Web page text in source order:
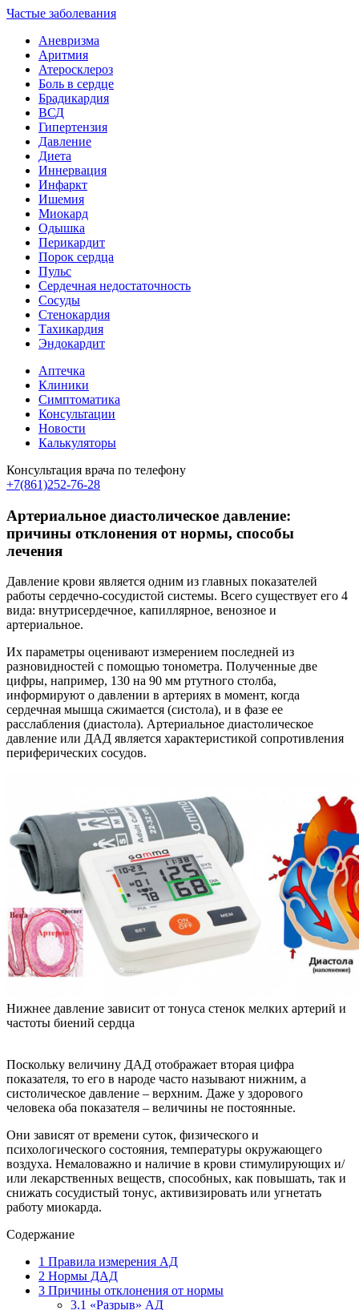
Частые заболевания
Аневризма
Аритмия
Атеросклероз
Боль в сердце
Брадикардия
ВСД
Гипертензия
Давление
Диета
Иннервация
Инфаркт
Ишемия
Миокард
Одышка
Перикардит
Порок сердца
Пульс
Сердечная недостаточность
Сосуды
Стенокардия
Тахикардия
Эндокардит
Аптечка
Клиники
Симптоматика
Консультации
Новости
Калькуляторы
Консультация врача по телефону
+7(861)252-76-28
Артериальное диастолическое давление:
причины отклонения от нормы, способы
лечения
Давление крови является одним из главных показателей
работы сердечно-сосудистой системы. Всего существует его 4
вида: внутрисердечное, капиллярное, венозное и
артериальное.
Их параметры оценивают измерением последней из
разновидностей с помощью тонометра. Полученные две
цифры, например, 130 на 90 мм ртутного столба,
информируют о давлении в артериях в момент, когда
сердечная мышца сжимается (систола), и в фазе ее
расслабления (диастола). Артериальное диастолическое
давление или ДАД является характеристикой сопротивления
периферических сосудов.
Нижнее давление зависит от тонуса стенок мелких артерий и
частоты биений сердца
Поскольку величину ДАД отображает вторая цифра
показателя, то его в народе часто называют нижним, а
систолическое давление – верхним. Даже у здорового
человека оба показателя – величины не постоянные.
Они зависят от времени суток, физического и
психологического состояния, температуры окружающего
воздуха. Немаловажно и наличие в крови стимулирующих и/
или лекарственных веществ, способных, как повышать, так и
снижать сосудистый тонус, активизировать или угнетать
работу миокарда.
Содержание
1 Правила измерения АД
2 Нормы ДАД
3 Причины отклонения от нормы
3.1 «Разрыв» АД